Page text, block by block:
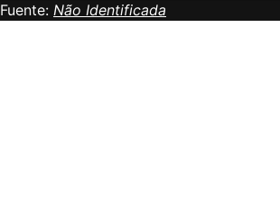
Fuente: Não Identificada